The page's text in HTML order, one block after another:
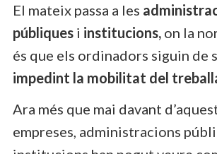
El mateix passa a les
públiques i institucions, on la
és que els ordinadors siguin de
impedint la mobilitat del
Ara més que mai davant
empreses, administracions